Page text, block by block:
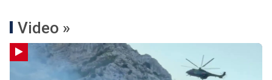
Video »